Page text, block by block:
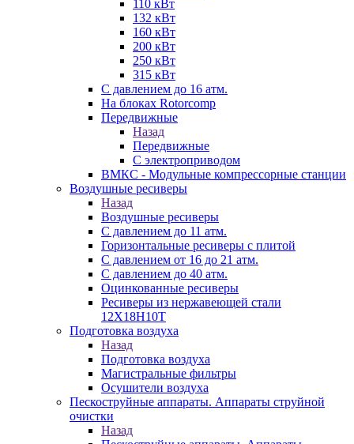
110 кВт
132 кВт
160 кВт
200 кВт
250 кВт
315 кВт
С давлением до 16 атм.
На блоках Rotorcomp
Передвижные
Назад
Передвижные
С электроприводом
ВМКС - Модульные компрессорные станции
Воздушные ресиверы
Назад
Воздушные ресиверы
С давлением до 11 атм.
Горизонтальные ресиверы с плитой
С давлением от 16 до 21 атм.
С давлением до 40 атм.
Оцинкованные ресиверы
Ресиверы из нержавеющей стали
12Х18Н10Т
Подготовка воздуха
Назад
Подготовка воздуха
Магистральные фильтры
Осушители воздуха
Пескоструйные аппараты. Аппараты струйной
очистки
Назад